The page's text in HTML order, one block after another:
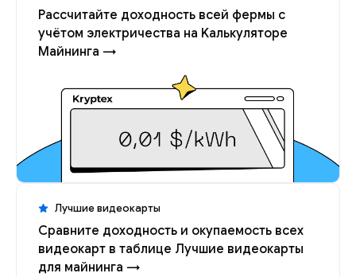
Рассчитайте доходность всей фермы с
учётом электричества на Kалькуляторе
Майнинга →
Лучшие видеокарты
Сравните доходность и окупаемость всех
видеокарт в таблице Лучшие видеокарты
для майнинга →